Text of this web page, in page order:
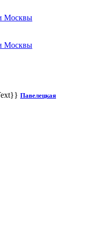
Москвы
Москвы
Павелецкая